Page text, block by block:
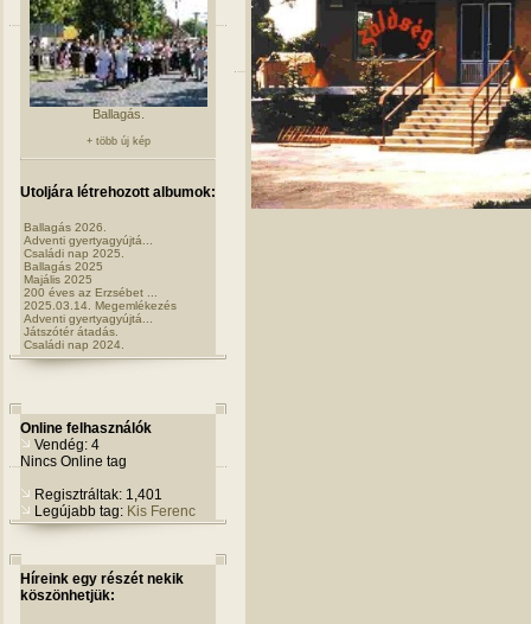
Ballagás.
+ több új kép
Utoljára létrehozott albumok:
Ballagás 2026.
Adventi gyertyagyújtá...
Családi nap 2025.
Ballagás 2025
Majális 2025
200 éves az Erzsébet ...
2025.03.14. Megemlékezés
Adventi gyertyagyújtá...
Játszótér átadás.
Családi nap 2024.
Online felhasználók
Vendég: 4
Nincs Online tag
Regisztráltak: 1,401
Legújabb tag: Kis Ferenc
Híreink egy részét nekik
köszönhetjük: